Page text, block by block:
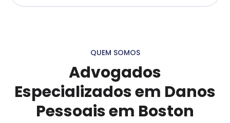
QUEM SOMOS
Advogados
Especializados em Danos
Pessoais em Boston